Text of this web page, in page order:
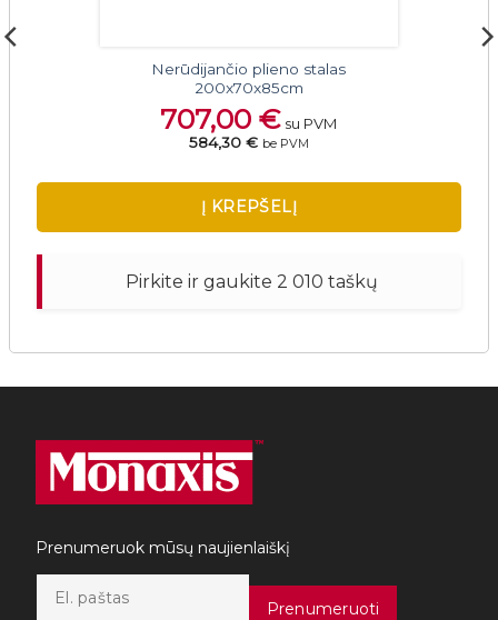
Nerūdijančio plieno stalas
200x70x85cm
707,00€ su PVM
584,30 € be PVM
Į KREPŠELĮ
Pirkite ir gaukite 2 010 taškų
Prenumeruok mūsų naujienlaiškį
Prenumeruoti